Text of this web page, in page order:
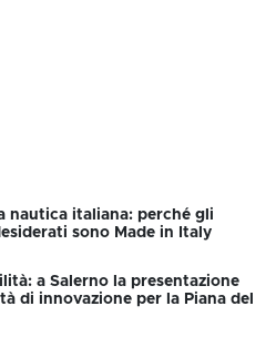
nautica italiana: perché gli
sono Made in Italy
a Salerno la presentazione
di innovazione per la Piana del